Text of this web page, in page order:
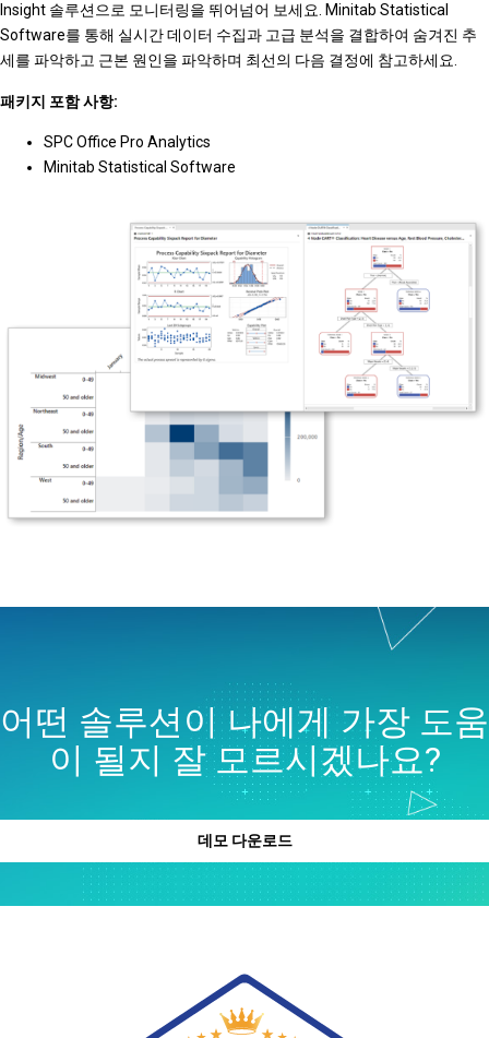
Insight 솔루션으로 모니터링을 뛰어넘어 보세요. Minitab Statistical
Software를 통해 실시간 데이터 수집과 고급 분석을 결합하여 숨겨진 추
세를 파악하고 근본 원인을 파악하며 최선의 다음 결정에 참고하세요.
패키지 포함 사항:
SPC Office Pro Analytics
Minitab Statistical Software
어떤 솔루션이 나에게 가장 도움
이 될지 잘 모르시겠나요?
데모 다운로드